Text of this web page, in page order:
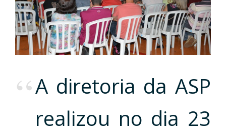
A diretoria da ASP
realizou no dia 23